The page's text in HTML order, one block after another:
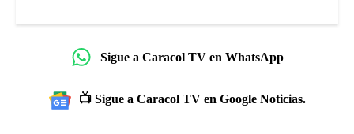
Sigue a Caracol TV en WhatsApp
📺 Sigue a Caracol TV en Google Noticias.